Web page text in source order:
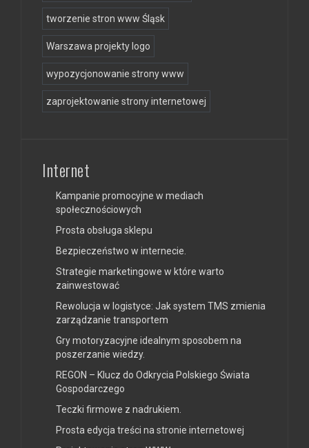
tworzenie stron www Śląsk
Warszawa projekty logo
wypozycjonowanie strony www
zaprojektowanie strony internetowej
Internet
Kampanie promocyjne w mediach
społecznościowych
Prosta obsługa sklepu
Bezpieczeństwo w internecie.
Strategie marketingowe w które warto
zainwestować
Rewolucja w logistyce: Jak system TMS zmienia
zarządzanie transportem
Gry motoryzacyjne idealnym sposobem na
poszerzanie wiedzy.
REGON – Klucz do Odkrycia Polskiego Świata
Gospodarczego
Teczki firmowe z nadrukiem.
Prosta edycja treści na stronie internetowej